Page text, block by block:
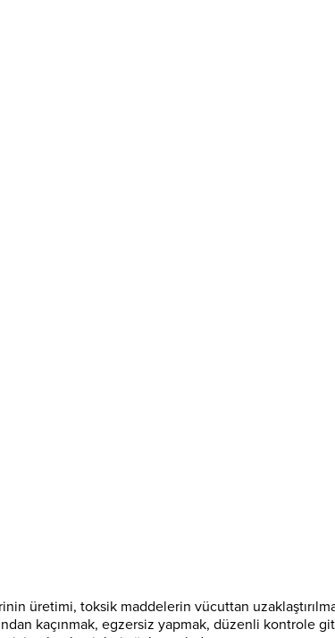
üretimi, toksik maddelerin vücuttan
kaçınmak, egzersiz yapmak, düzenli kontrole